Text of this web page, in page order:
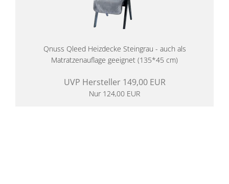
Qnuss Qleed Heizdecke Steingrau - auch als
Matratzenauflage geeignet (135*45 cm)
UVP Hersteller 149,00 EUR
Nur 124,00 EUR